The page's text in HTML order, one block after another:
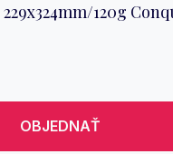
120g
OBJEDNAŤ